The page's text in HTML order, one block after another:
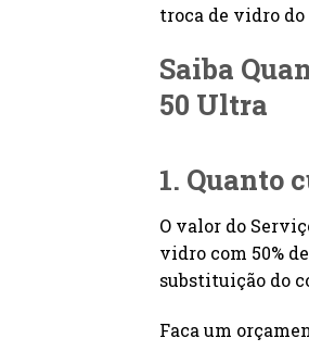
troca de vidro do
Saiba
50 Ultra
1. Quanto
O valor do
vidro com 50%
substituição do
Faca um